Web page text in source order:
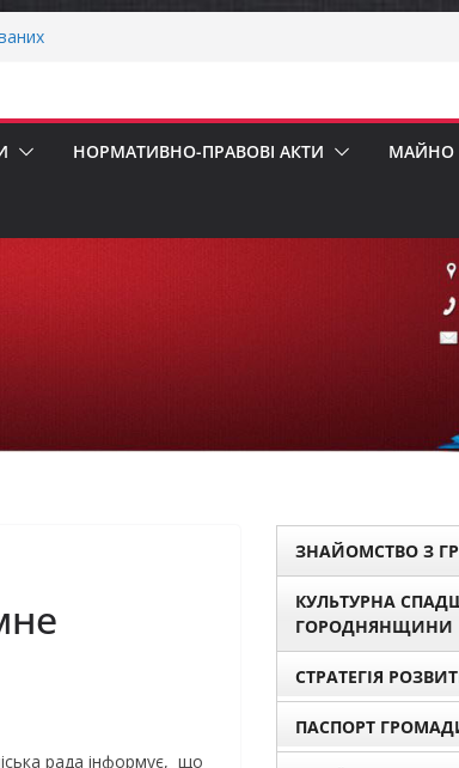
НОРМАТИВНО-ПРАВОВІ АКТИ МАЙНО
рада інформує, що
ЗНАЙОМСТВО З
КУЛЬТУРНА
ГОРОДНЯНЩИНИ
СТРАТЕГІЯ
ПАСПОРТ